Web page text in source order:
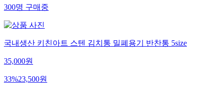
300명 구매중
국내생산 키친아트 스텐 김치통 밀폐용기 반찬통 5size
35,000원
33%23,500원